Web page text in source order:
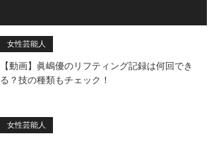
女性芸能人
【動画】眞嶋優のリフティング記録は何回でき
る？技の種類もチェック！
女性芸能人